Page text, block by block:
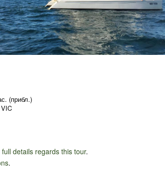
(прибл.)
details regards this tour.
.